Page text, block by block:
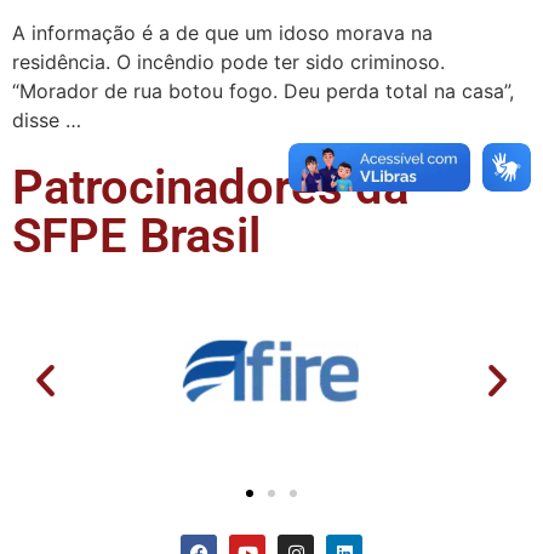
A informação é a de que um idoso morava na
residência. O incêndio pode ter sido criminoso.
“Morador de rua botou fogo. Deu perda total na casa”,
disse …
Patrocinadores da
SFPE Brasil